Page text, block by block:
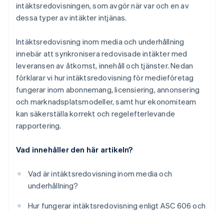
intäktsredovisningen, som avgör när var och en av
dessa typer av intäkter intjänas.
Intäktsredovisning inom media och underhållning
innebär att synkronisera redovisade intäkter med
leveransen av åtkomst, innehåll och tjänster. Nedan
förklarar vi hur intäktsredovisning för medieföretag
fungerar inom abonnemang, licensiering, annonsering
och marknadsplatsmodeller, samt hur ekonomiteam
kan säkerställa korrekt och regelefterlevande
rapportering.
Vad innehåller den här artikeln?
Vad är intäktsredovisning inom media och
underhållning?
Hur fungerar intäktsredovisning enligt ASC 606 och